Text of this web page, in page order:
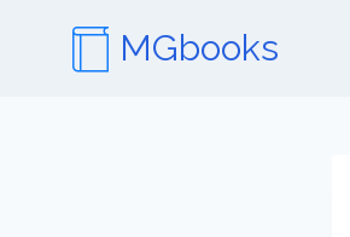
содержимому
MGbooks